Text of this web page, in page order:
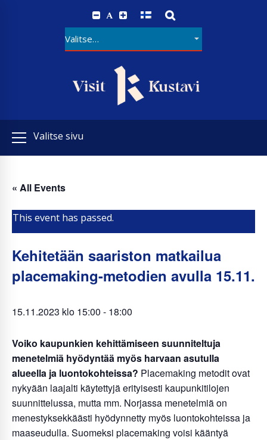
A
Valitse sivu
« All Events
This event has passed.
Kehitetään saariston matkailua
placemaking-metodien avulla 15.11.
15.11.2023 klo 15:00 - 18:00
Voiko kaupunkien kehittämiseen suunniteltuja
menetelmiä hyödyntää myös harvaan asutulla
alueella ja luontokohteissa? Placemaking metodit ovat
nykyään laajalti käytettyjä erityisesti kaupunkitilojen
suunnittelussa, mutta mm. Norjassa menetelmiä on
menestyksekkäästi hyödynnetty myös luontokohteissa ja
maaseudulla. Suomeksi placemaking voisi kääntyä